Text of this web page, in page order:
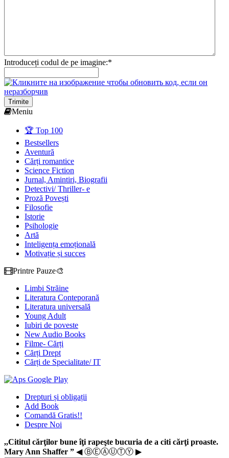
Introduceți codul de pe imagine:*
Trimite
Meniu
🏆 Top 100
Bestsellers
Aventură
Cărți romantice
Science Fiction
Jurnal, Amintiri, Biografii
Detectivi/ Thriller- e
Proză Povești
Filosofie
Istorie
Psihologie
Artă
Inteligența emoțională
Motivație și succes
Printre Pauze🎨
Limbi Străine
Literatura Conteporană
Literatura universală
Young Adult
Iubiri de poveste
New Audio Books
Filme- Cărți
Cărți Drept
Cărți de Specialitate/ IT
Drepturi și obligații
Add Book
Comandă Gratis!!
Despre Noi
,,Cititul cărţilor bune îţi rapeşte bucuria de a citi cărţi proaste.
Mary Ann Shaffer ” ◀ ⒷⒺⒶⓊⓉⓎ ▶